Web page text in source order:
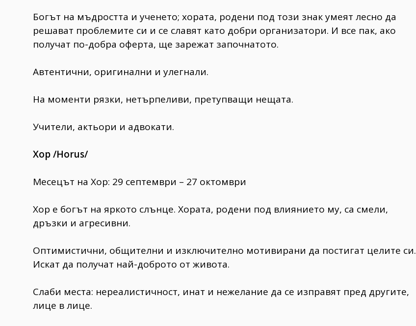
Богът на мъдростта и ученето; хората, родени под този знак умеят лесно да
решават проблемите си и се славят като добри организатори. И все пак, ако
получат по-добра оферта, ще зарежат започнатото.
Автентични, оригинални и улегнали.
На моменти рязки, нетърпеливи, претупващи нещата.
Учители, актьори и адвокати.
Хор /Horus/
Месецът на Хор: 29 септември – 27 октомври
Хор е богът на яркото слънце. Хората, родени под влиянието му, са смели,
дръзки и агресивни.
Оптимистични, общителни и изключително мотивирани да постигат целите си.
Искат да получат най-доброто от живота.
Слаби места: нереалистичност, инат и нежелание да се изправят пред другите,
лице в лице.